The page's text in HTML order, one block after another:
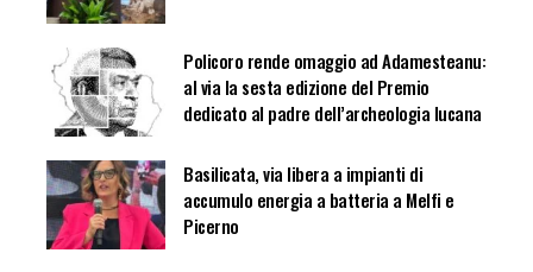
Policoro rende omaggio ad Adamesteanu:
al via la sesta edizione del Premio
dedicato al padre dell’archeologia lucana
Basilicata, via libera a impianti di
accumulo energia a batteria a Melfi e
Picerno